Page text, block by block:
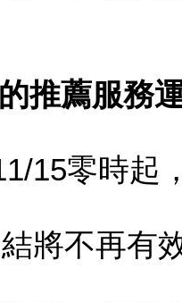
推薦服務
15零時起
將不再有